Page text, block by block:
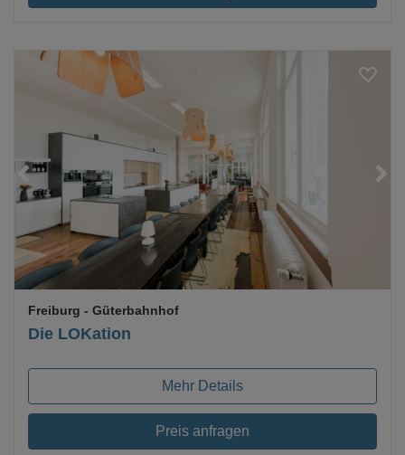
Die LOKation
Freiburg - Güterbahnhof
Mehr Details
Preis anfragen